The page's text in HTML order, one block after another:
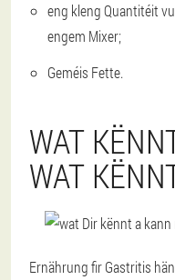
eng kleng Quantitéit
engem Mixer;
Geméis Fette.
WAT
WAT
Ernährung fir Gastritis